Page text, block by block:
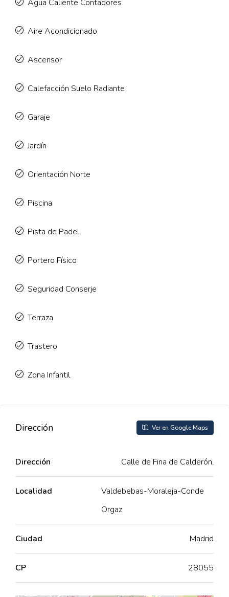
Agua Caliente Contadores
Aire Acondicionado
Ascensor
Calefacción Suelo Radiante
Garaje
Jardín
Orientación Norte
Piscina
Pista de Padel
Portero Físico
Seguridad Conserje
Terraza
Trastero
Zona Infantil
Dirección Ver en Google Maps
Dirección Calle de Fina de Calderón,
Localidad
Valdebebas-Moraleja-Conde
Orgaz
Ciudad Madrid
CP 28055